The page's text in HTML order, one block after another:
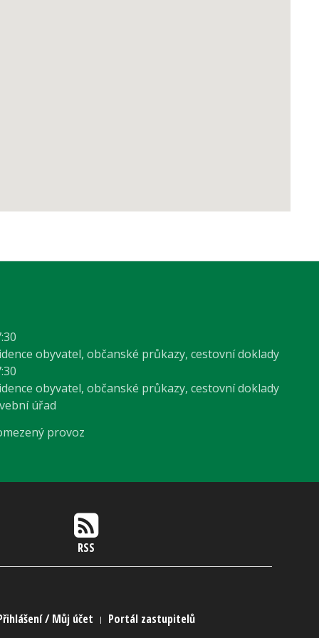
obyvatel, občanské průkazy, cestovní doklady
obyvatel, občanské průkazy, cestovní doklady
úřad
provoz
RSS
/ Můj účet Portál zastupitelů